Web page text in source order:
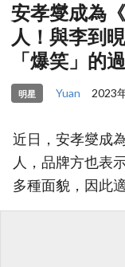
安孝燮成為
人！與李到
「爆笑」的
明星 Yuan 2023
近日，安孝燮成
人，品牌方也表
多種面貌，因此